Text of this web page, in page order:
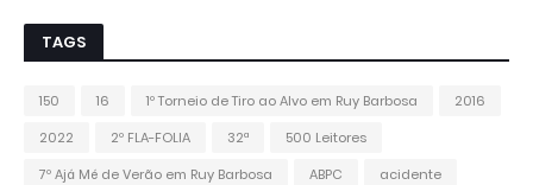
TAGS
150 16 1º Torneio de Tiro ao Alvo em Ruy Barbosa
2016
2022
2º FLA-FOLIA 32ª
500 Leitores
7º Ajá Mé de Verão em Ruy Barbosa
ABPC
acidente